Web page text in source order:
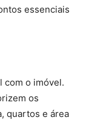
essenciais
com o imóvel.
os
quartos e área